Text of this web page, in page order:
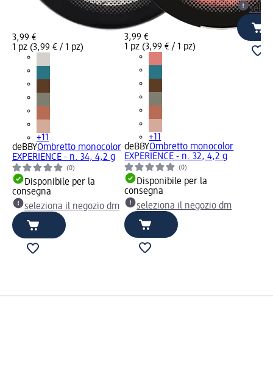
3,99 €
1 pz (3,99 € / 1 pz)
+11
deBBYOmbretto monocolor
EXPERIENCE - n. 34, 4,2 g
(0)
Disponibile per la
consegna
seleziona il negozio dm
3,99 €
1 pz (3,99 € / 1 pz)
+11
deBBYOmbretto monocolor
EXPERIENCE - n. 32, 4,2 g
(0)
Disponibile per la
consegna
seleziona il negozio dm